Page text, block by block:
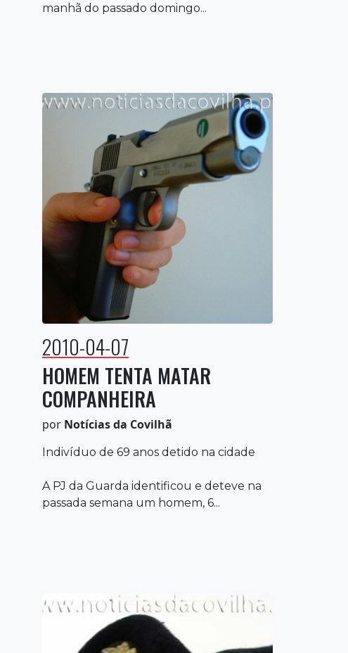
manhã do passado domingo...
2010-04-07
HOMEM TENTA MATAR
COMPANHEIRA
por Notícias da Covilhã
Indivíduo de 69 anos detido na cidade
A PJ da Guarda identificou e deteve na
passada semana um homem, 6...